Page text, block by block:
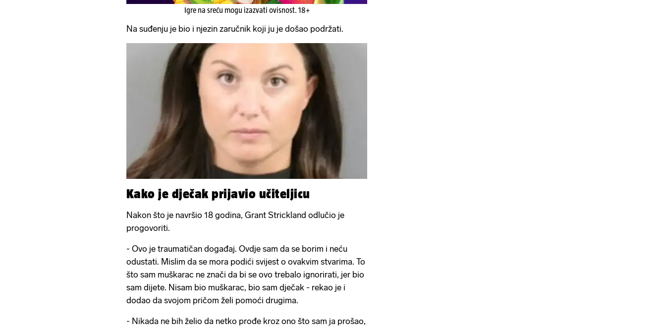
Igre na sreću mogu izazvati ovisnost. 18+
Na suđenju je bio i njezin zaručnik koji ju je došao podržati.
Kako je dječak prijavio učiteljicu
Nakon što je navršio 18 godina, Grant Strickland odlučio je
progovoriti.
- Ovo je traumatičan događaj. Ovdje sam da se borim i neću
odustati. Mislim da se mora podići svijest o ovakvim stvarima. To
što sam muškarac ne znači da bi se ovo trebalo ignorirati, jer bio
sam dijete. Nisam bio muškarac, bio sam dječak - rekao je i
dodao da svojom pričom želi pomoći drugima.
- Nikada ne bih želio da netko prođe kroz ono što sam ja prošao,